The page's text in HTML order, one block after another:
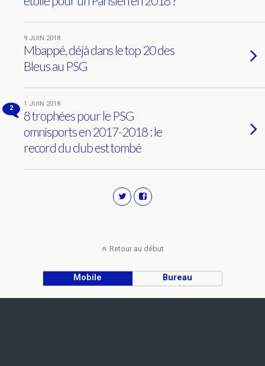
9 JUIN 2018
Mbappé, déjà dans le top 20 des
Bleus au PSG
2
1 JUIN 2018
8 trophées pour le PSG
omnisports en 2017-2018 : le
record du club est tombé
Retour au début
Mobile Bureau